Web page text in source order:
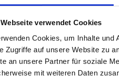
verwendet Cookies
Cookies, um Inhalte und
Zugriffe auf unsere Website zu
an unsere Partner für soziale
mit weiteren Daten